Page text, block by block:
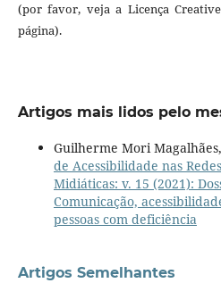
(por favor, veja a Licença
página).
Artigos mais lidos pelo
Guilherme Mori
de Acessibilidade nas
Midiáticas: v. 15 (2021):
Comunicação,
pessoas com deficiência
Artigos Semelhantes